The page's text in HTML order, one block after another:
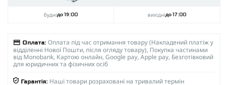
буднідо 19:00 вихіднідо 17:00
Оплата: Оплата під час отримання товару (Накладений платіж у
відділенні Нової Пошти, після огляду товару), Покупка частинами
від Monobank, Картою онлайн, Google pay, Apple pay, Безготівковий
для юридичних та фізичних осіб
Гарантія: Наші товари розраховані на тривалий термін